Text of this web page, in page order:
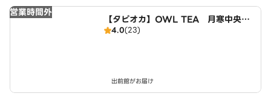
営業時間外
【タピオカ】OWL TEA 月寒中央通
店4.0(23)
出前館がお届け